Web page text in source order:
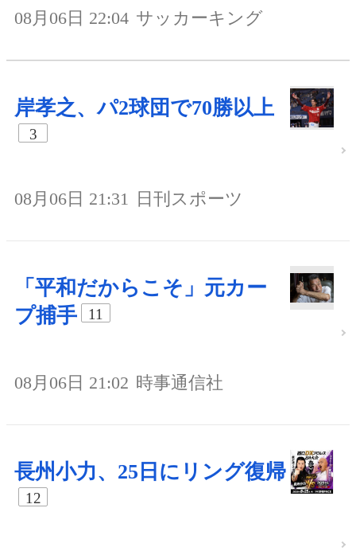
08月06日 22:04 サッカーキング
岸孝之、パ2球団で70勝以上
3
08月06日 21:31 日刊スポーツ
「平和だからこそ」元カー
プ捕手
11
08月06日 21:02 時事通信社
長州小力、25日にリング復帰
12